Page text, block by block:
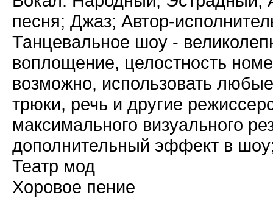
песня; Джаз; Автор-
Танцевальное шоу -
воплощение, целостность
возможно, использовать
трюки, речь и другие
максимального визуального
дополнительный эффект в
Театр мод
Хоровое пение